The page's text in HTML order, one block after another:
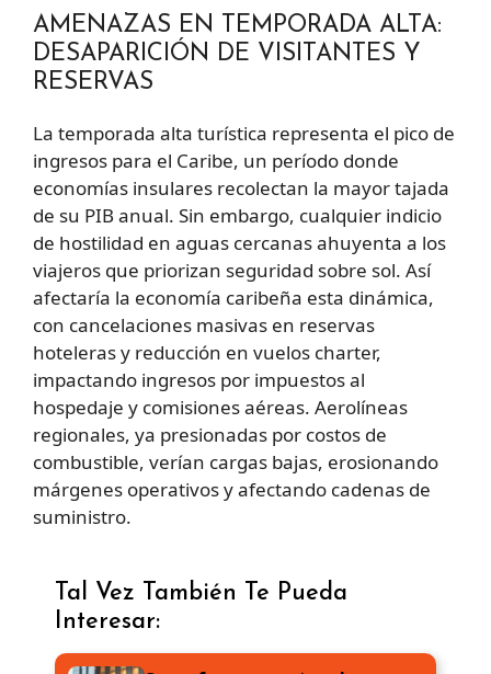
AMENAZAS EN TEMPORADA ALTA:
DESAPARICIÓN DE VISITANTES Y
RESERVAS
La temporada alta turística representa el pico de
ingresos para el Caribe, un período donde
economías insulares recolectan la mayor tajada
de su PIB anual. Sin embargo, cualquier indicio
de hostilidad en aguas cercanas ahuyenta a los
viajeros que priorizan seguridad sobre sol. Así
afectaría la economía caribeña esta dinámica,
con cancelaciones masivas en reservas
hoteleras y reducción en vuelos charter,
impactando ingresos por impuestos al
hospedaje y comisiones aéreas. Aerolíneas
regionales, ya presionadas por costos de
combustible, verían cargas bajas, erosionando
márgenes operativos y afectando cadenas de
suministro.
Tal Vez También Te Pueda
Interesar: